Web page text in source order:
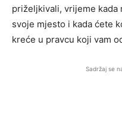
priželjkivali, vrijeme
svoje mjesto i kada ćete
kreće u pravcu koji vam
Sadržaj se